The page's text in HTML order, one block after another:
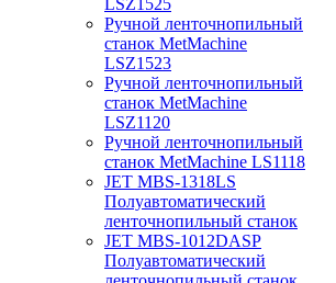
LSZ1525
Ручной ленточнопильный
станок MetMachine
LSZ1523
Ручной ленточнопильный
станок MetMachine
LSZ1120
Ручной ленточнопильный
станок MetMachine LS1118
JET MBS-1318LS
Полуавтоматический
ленточнопильный станок
JET MBS-1012DASP
Полуавтоматический